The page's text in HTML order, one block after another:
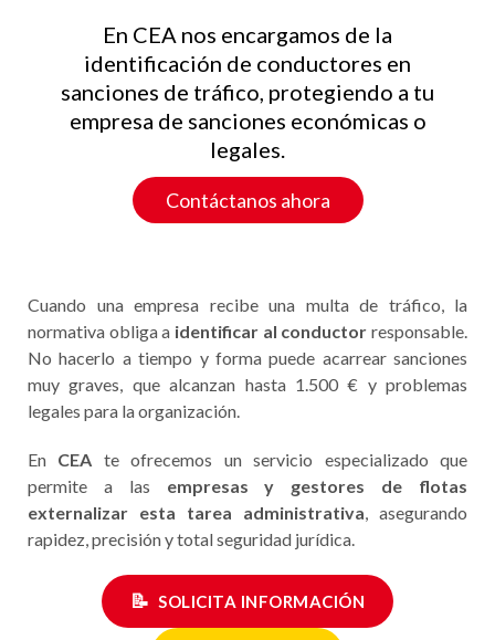
En CEA nos encargamos de la
identificación de conductores en
sanciones de tráfico, protegiendo a tu
empresa de sanciones económicas o
legales.
Contáctanos ahora
Cuando una empresa recibe una multa de tráfico, la
normativa obliga a identificar al conductor responsable.
No hacerlo a tiempo y forma puede acarrear sanciones
muy graves, que alcanzan hasta 1.500 € y problemas
legales para la organización.
En CEA te ofrecemos un servicio especializado que
permite a las empresas y gestores de flotas
externalizar esta tarea administrativa , asegurando
rapidez, precisión y total seguridad jurídica.
📝 SOLICITA INFORMACIÓN